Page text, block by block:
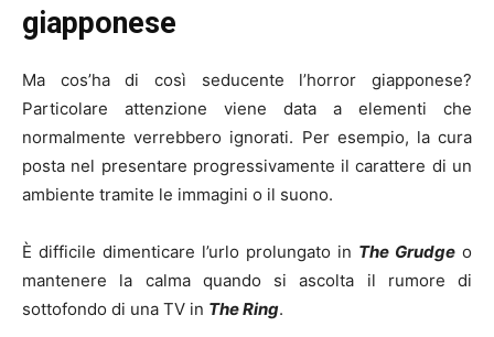
giapponese
Ma cos’ha di così seducente l’horror giapponese?
Particolare attenzione viene data a elementi che
normalmente verrebbero ignorati. Per esempio, la cura
posta nel presentare progressivamente il carattere di un
ambiente tramite le immagini o il suono.
È difficile dimenticare l’urlo prolungato in The Grudge o
mantenere la calma quando si ascolta il rumore di
sottofondo di una TV in The Ring.